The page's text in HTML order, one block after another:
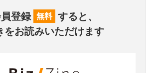
登録 無料 すると、
をお読みいただけます